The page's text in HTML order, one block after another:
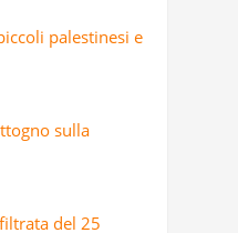
palestinesi e
sulla
del 25